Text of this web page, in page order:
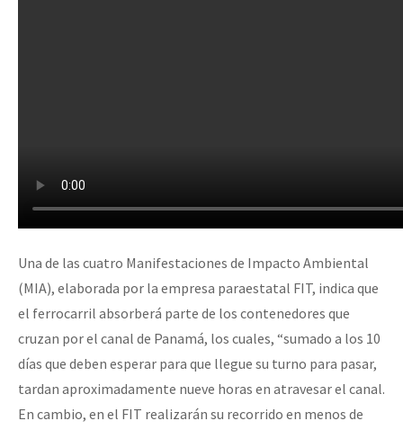
Una de las cuatro Manifestaciones de Impacto Ambiental
(MIA), elaborada por la empresa paraestatal FIT, indica que
el ferrocarril absorberá parte de los contenedores que
cruzan por el canal de Panamá, los cuales, “sumado a los 10
días que deben esperar para que llegue su turno para pasar,
tardan aproximadamente nueve horas en atravesar el canal.
En cambio, en el FIT realizarán su recorrido en menos de